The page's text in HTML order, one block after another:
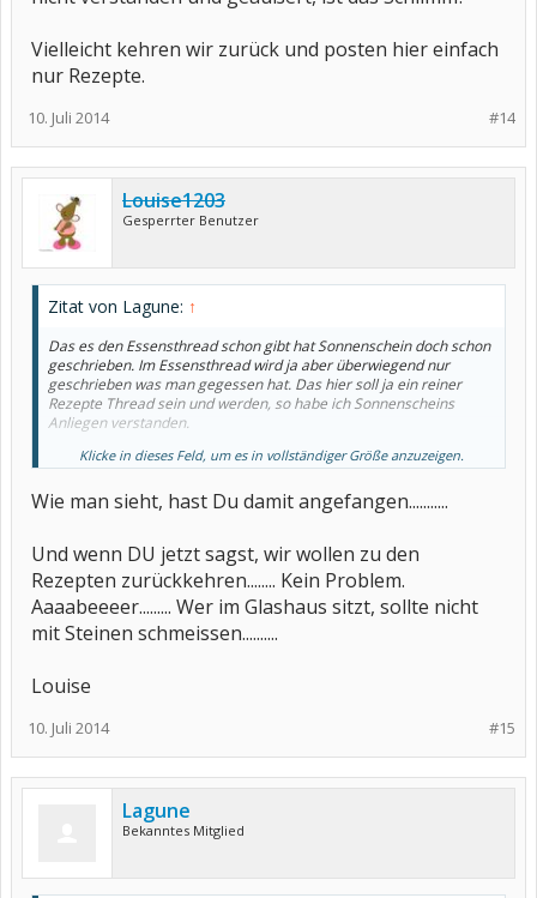
Vielleicht kehren wir zurück und posten hier einfach
nur Rezepte.
#14
10. Juli 2014
Louise1203
Gesperrter Benutzer
Zitat von Lagune: ↑
Das es den Essensthread schon gibt hat Sonnenschein doch schon
geschrieben. Im Essensthread wird ja aber überwiegend nur
geschrieben was man gegessen hat. Das hier soll ja ein reiner
Rezepte Thread sein und werden, so habe ich Sonnenscheins
Anliegen verstanden.
Ist das etwa ein Problem ? Ehrlich gesagt ich seh da kein Problem
Rezeptethread magst tiger1809, dann guck ihn dir halt einfach
Klicke in dieses Feld, um es in vollständiger Größe anzuzeigen.
Wie man sieht, hast Du damit angefangen...........
Und wenn DU jetzt sagst, wir wollen zu den
Rezepten zurückkehren........ Kein Problem.
Aaaabeeeer......... Wer im Glashaus sitzt, sollte nicht
mit Steinen schmeissen..........
Louise
#15
10. Juli 2014
Lagune
Bekanntes Mitglied